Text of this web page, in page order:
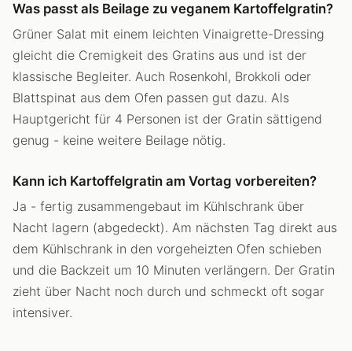
Was passt als Beilage zu veganem Kartoffelgratin?
Grüner Salat mit einem leichten Vinaigrette-Dressing
gleicht die Cremigkeit des Gratins aus und ist der
klassische Begleiter. Auch Rosenkohl, Brokkoli oder
Blattspinat aus dem Ofen passen gut dazu. Als
Hauptgericht für 4 Personen ist der Gratin sättigend
genug - keine weitere Beilage nötig.
Kann ich Kartoffelgratin am Vortag vorbereiten?
Ja - fertig zusammengebaut im Kühlschrank über
Nacht lagern (abgedeckt). Am nächsten Tag direkt aus
dem Kühlschrank in den vorgeheizten Ofen schieben
und die Backzeit um 10 Minuten verlängern. Der Gratin
zieht über Nacht noch durch und schmeckt oft sogar
intensiver.